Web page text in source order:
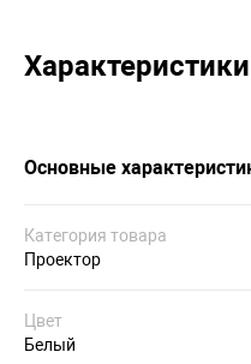
Характеристики
Основные
Категория товара
Проектор
Цвет
Белый